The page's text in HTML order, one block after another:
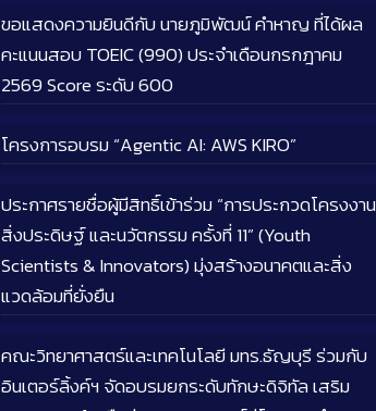
ขอแสดงความยินดีกับ นายภูมิพัฒน์ คำหาญ ที่ได้ผล
คะแนนสอบ TOEIC (990) ประจำเดือนกรกฎาคม
2569 Score ระดับ 600
โครงการอบรม “Agentic AI: AWS KIRO”
ประกาศรายชื่อผู้มีสิทธิ์เข้าร่วม “การประกวดโครงงาน
สิ่งประดิษฐ์ และนวัตกรรม ครั้งที่ 11” (Youth
Scientists & Innovators) มุ่งสร้างอนาคตและสิ่ง
แวดล้อมที่ยั่งยืน
คณะวิทยาศาสตร์และเทคโนโลยี มทร.ธัญบุรี ร่วมกับ
อินเตอร์ลิ้งค์ฯ จัดอบรมยกระดับทักษะดิจิทัล เสริม